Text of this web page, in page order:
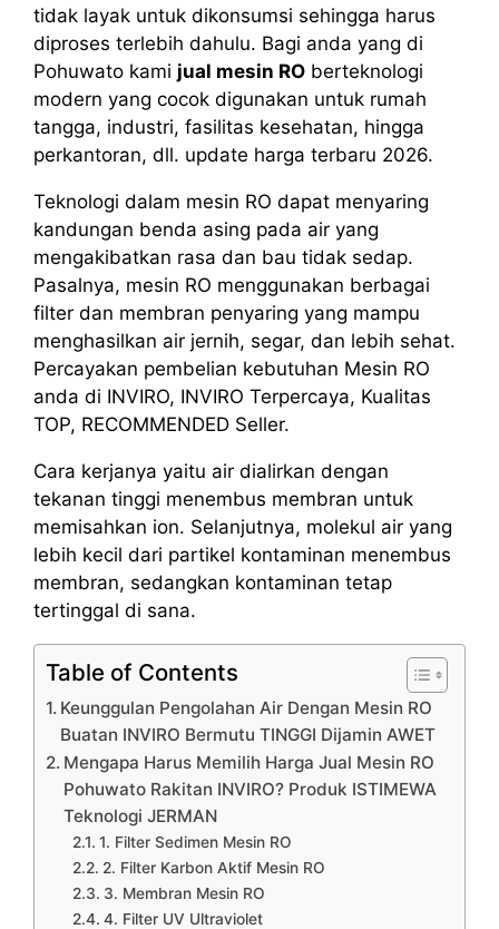
tidak layak untuk dikonsumsi sehingga harus
diproses terlebih dahulu. Bagi anda yang di
Pohuwato kami jual mesin RO berteknologi
modern yang cocok digunakan untuk rumah
tangga, industri, fasilitas kesehatan, hingga
perkantoran, dll. update harga terbaru 2026.
Teknologi dalam mesin RO dapat menyaring
kandungan benda asing pada air yang
mengakibatkan rasa dan bau tidak sedap.
Pasalnya, mesin RO menggunakan berbagai
filter dan membran penyaring yang mampu
menghasilkan air jernih, segar, dan lebih sehat.
Percayakan pembelian kebutuhan Mesin RO
anda di INVIRO, INVIRO Terpercaya, Kualitas
TOP, RECOMMENDED Seller.
Cara kerjanya yaitu air dialirkan dengan
tekanan tinggi menembus membran untuk
memisahkan ion. Selanjutnya, molekul air yang
lebih kecil dari partikel kontaminan menembus
membran, sedangkan kontaminan tetap
tertinggal di sana.
Table of Contents
Keunggulan Pengolahan Air Dengan Mesin RO
Buatan INVIRO Bermutu TINGGI Dijamin AWET
Mengapa Harus Memilih Harga Jual Mesin RO
Pohuwato Rakitan INVIRO? Produk ISTIMEWA
Teknologi JERMAN
1. Filter Sedimen Mesin RO
2. Filter Karbon Aktif Mesin RO
3. Membran Mesin RO
4. Filter UV Ultraviolet